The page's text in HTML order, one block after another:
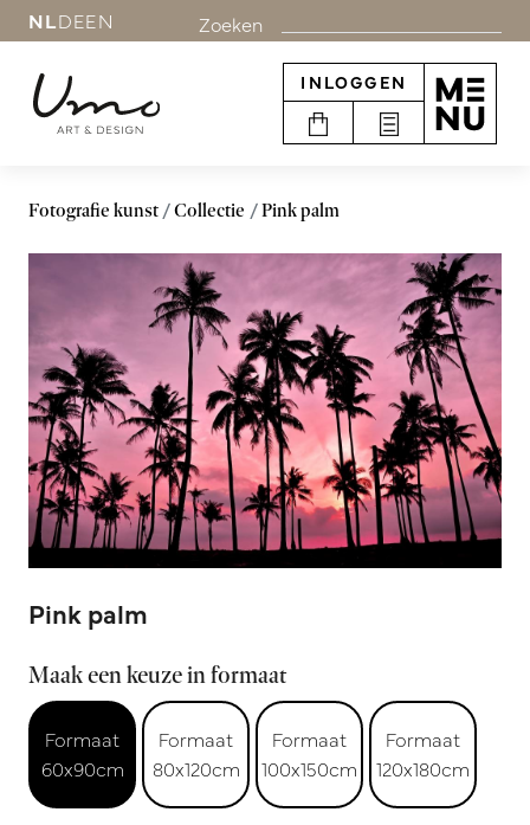
NLDEEN Zoeken
INLOGGEN
Fotografie kunst Collectie Pink palm
Pink palm
Maak een keuze in formaat
Formaat
60x90cm
Formaat
80x120cm
Formaat
100x150cm
Formaat
120x180cm